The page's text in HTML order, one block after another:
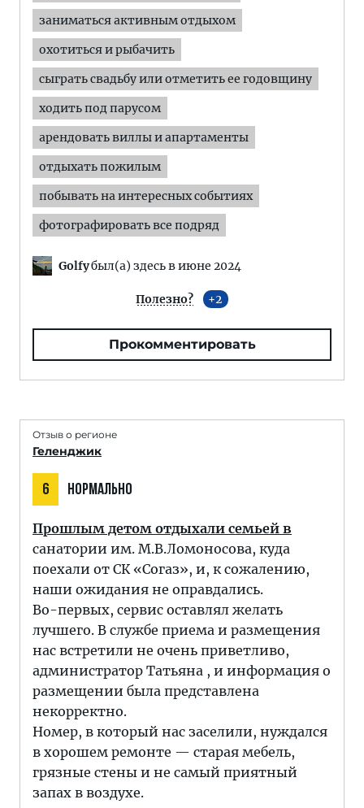
заниматься активным отдыхом
охотиться и рыбачить
сыграть свадьбу или отметить ее годовщину
ходить под парусом
арендовать виллы и апартаменты
отдыхать пожилым
побывать на интересных событиях
фотографировать все подряд
Golfyбыл(а) здесь в июне 2024
Полезно? 2
Прокомментировать
Отзыв о регионе
Геленджик
6 НОРМАЛЬНО
Прошлым детом отдыхали семьей в
санатории им. М.В.Ломоносова, куда
поехали от СК «Согаз», и, к сожалению,
наши ожидания не оправдались.
Во-первых, сервис оставлял желать
лучшего. В службе приема и размещения
нас встретили не очень приветливо,
администратор Татьяна , и информация о
размещении была представлена
некорректно.
Номер, в который нас заселили, нуждался
в хорошем ремонте — старая мебель,
грязные стены и не самый приятный
запах в воздухе.